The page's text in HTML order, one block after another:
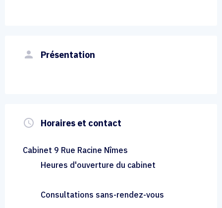
person Présentation
query_builder Horaires et contact
Cabinet 9 Rue Racine Nîmes
Heures d'ouverture du cabinet
Consultations sans-rendez-vous